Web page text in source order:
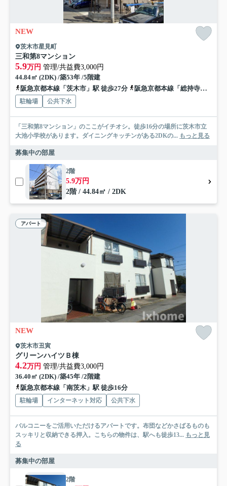
NEW
茨木市星見町
三和第8マンション
5.9万円 管理/共益費3,000円
44.84㎡ (2DK) /築53年 /5階建
阪急京都本線「茨木市」駅 徒歩27分
阪急京都本線「総持寺」駅 徒歩31分
駐輪場 公共下水
「三和第8マンション」のここがイチオシ。徒歩16分の場所に茨木市立
大池小学校があります。ダイニングキッチンがある2DKの... もっと見る
募集中の部屋
2階
5.9万円
2階 / 44.84㎡ / 2DK
アパート
NEW
茨木市丑寅
グリーンハイツＢ棟
4.2万円 管理/共益費3,000円
36.40㎡ (2DK) /築45年 /2階建
阪急京都本線「南茨木」駅 徒歩16分
駐輪場 インターネット対応 公共下水
バルコニーをご活用いただけるアパートです。布団などかさばるものも
スッキリと収納できる押入。こちらの物件は、駅へも徒歩13... もっと見
る
募集中の部屋
2階